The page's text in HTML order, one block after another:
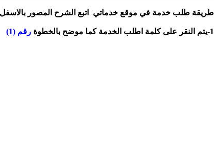
طريقة طلب خدمة في موقع خدماتي اتبع الشرح المصور بالاسفل
1-يتم النقر على كلمة اطلب الخدمة كما موضح بالخطوة رقم (1)